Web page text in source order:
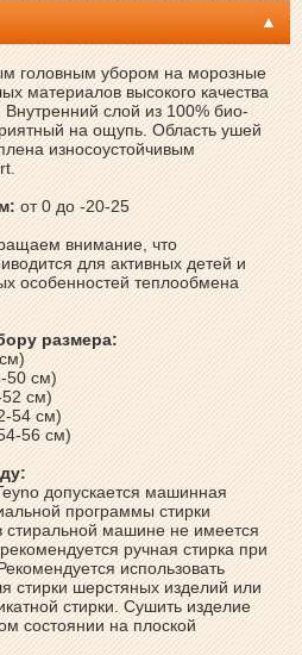
головным убором на морозные
материалов высокого качества
слой из 100% био-
на ощупь. Область ушей
износоустойчивым
от 0 до -20-25
внимание, что
для активных детей и
особенностей теплообмена
размера:
50 см)
см)
54 см)
56 см)
допускается машинная
программы стирки
машине не имеется
ручная стирка при
использовать
стирки шерстяных изделий или
стирки. Сушить изделие
состоянии на плоской